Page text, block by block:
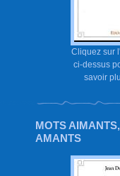
Cliquez sur
ci-dessus
savoir
MOTS
AMANTS